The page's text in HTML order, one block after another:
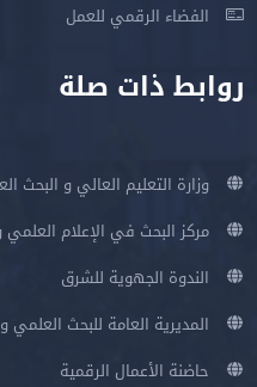
الفضاء الرقمي للعمل
روابط ذات صلة
وزارة التعليم العالي و البحث
مركز البحث في الإعلام العلمي
الندوة الجهوية للشرق
المديرية العامة للبحث العلمي
حاضنة الأعمال الرقمية